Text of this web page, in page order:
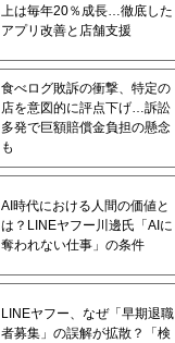
上は毎年20％成長…徹底した
アプリ改善と店舗支援
食べログ敗訴の衝撃、特定の
店を意図的に評点下げ…訴訟
多発で巨額賠償金負担の懸念
も
AI時代における人間の価値と
は？LINEヤフー川邊氏「AIに
奪われない仕事」の条件
LINEヤフー、なぜ「早期退職
者募集」の誤解が拡散？「検